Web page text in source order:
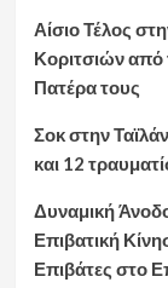
Αίσιο Τέλος
Κοριτσιών
Πατέρα τους
Σοκ στην
και 12
Δυναμική
Επιβατική
Επιβάτες στο